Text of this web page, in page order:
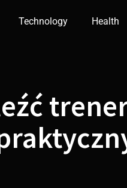
Technology Health